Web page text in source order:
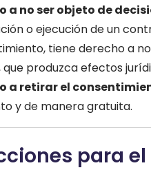
a no ser objeto de
o ejecución de un
tiene derecho a
que produzca efectos
a retirar el
y de manera gratuita.
para